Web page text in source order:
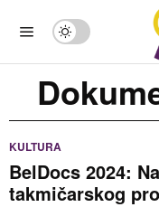
KULTURA
BelDocs 2024:
takmičarskog